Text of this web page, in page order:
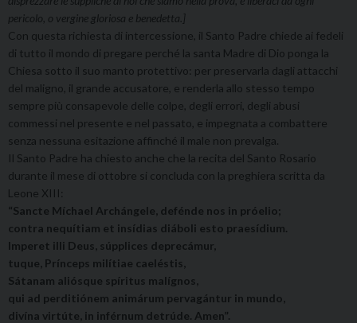
pericolo, o vergine gloriosa e benedetta.]
Con questa richiesta di intercessione, il Santo Padre chiede ai fedeli
di tutto il mondo di pregare perché la santa Madre di Dio ponga la
Chiesa sotto il suo manto protettivo: per preservarla dagli attacchi
del maligno, il grande accusatore, e renderla allo stesso tempo
sempre più consapevole delle colpe, degli errori, degli abusi
commessi nel presente e nel passato, e impegnata a combattere
senza nessuna esitazione affinché il male non prevalga.
Il Santo Padre ha chiesto anche che la recita del Santo Rosario
durante il mese di ottobre si concluda con la preghiera scritta da
Leone XIII:
“Sancte Míchael Archángele, defénde nos in próelio;
contra nequítiam et insídias diáboli esto praesídium.
Imperet illi Deus, súpplices deprecámur,
tuque, Prínceps milítiae caeléstis,
Sátanam aliósque spíritus malígnos,
qui ad perditiónem animárum pervagántur in mundo,
divína virtúte, in inférnum detrúde. Amen”.